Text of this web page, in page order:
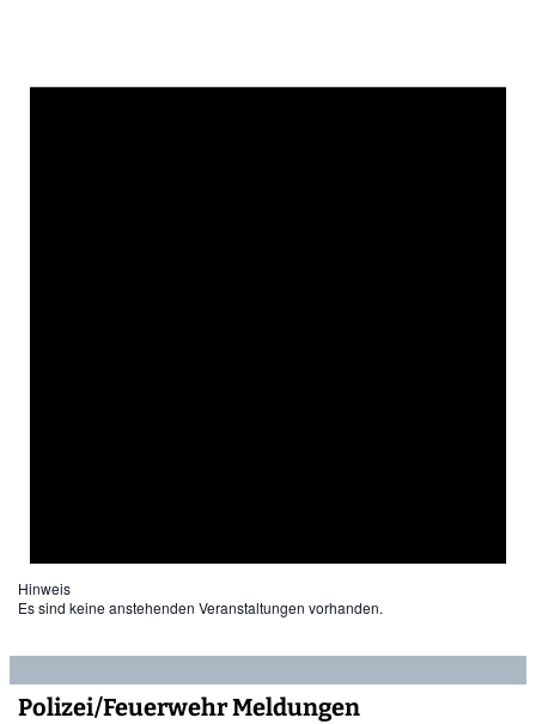
Hinweis
Es sind keine anstehenden Veranstaltungen vorhanden.
Polizei/Feuerwehr Meldungen